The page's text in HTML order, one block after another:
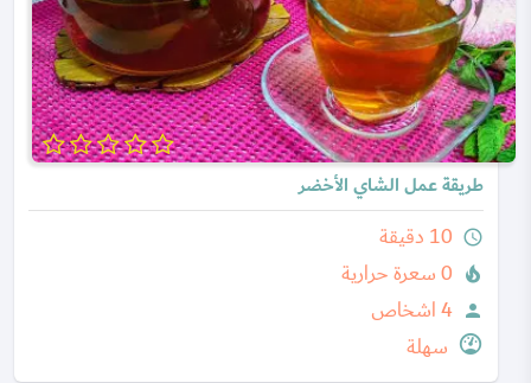
طريقة عمل الشاي الأخضر
query_builder 10 دقيقة
local_fire_department 0 سعرة حرارية
person
4 اشخاص
سهلة